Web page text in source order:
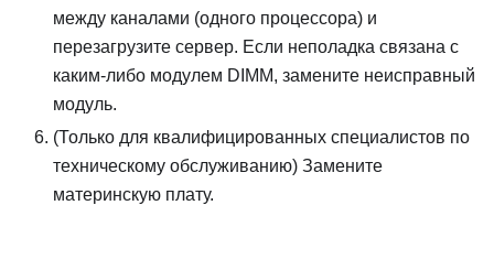
между каналами (одного процессора) и
перезагрузите сервер. Если неполадка связана с
каким-либо модулем DIMM, замените неисправный
модуль.
(Только для квалифицированных специалистов по
техническому обслуживанию) Замените
материнскую плату.